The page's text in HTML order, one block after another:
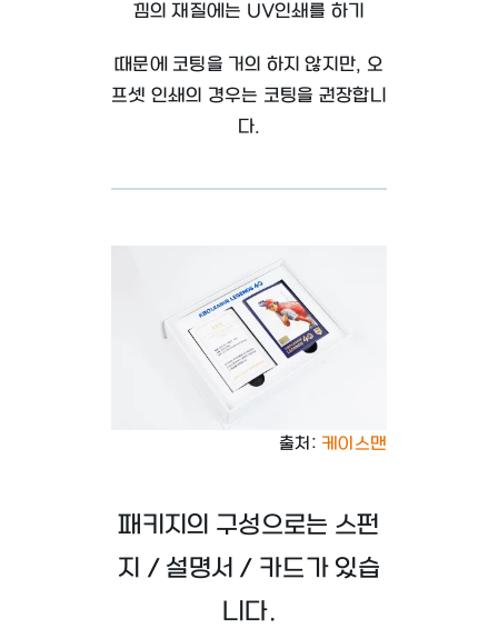
낌의 재질에는 UV인쇄를 하기
때문에 코팅을 거의 하지 않지만, 오
프셋 인쇄의 경우는 코팅을 권장합니
다.
출처: 케이스맨
패키지의 구성으로는 스펀
지 / 설명서 / 카드가 있습
니다.